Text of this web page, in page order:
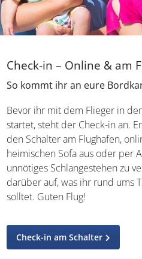
Check-in – Online & am
So kommt ihr an eure
Bevor ihr mit dem Flieger in
startet, steht der Check-in an.
über den Schalter am
heimischen Sofa aus oder per
unnötiges Schlangestehen zu
darüber auf, was ihr rund ums
solltet. Guten Flug!
Check-in am Schalter
✅ Sommer Cashback